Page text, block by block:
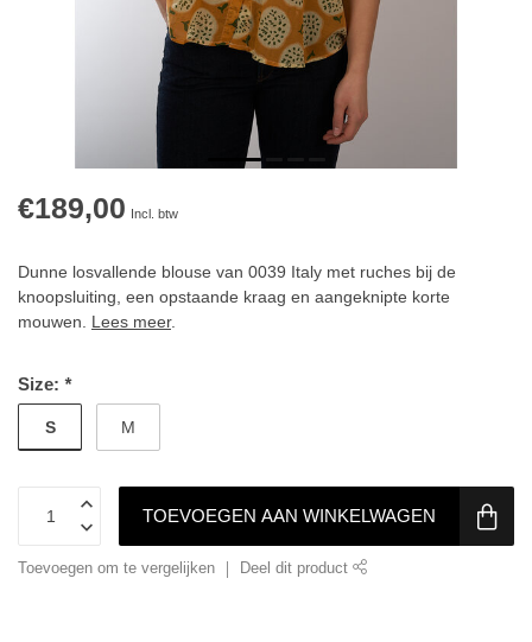
€189,00 Incl. btw
Dunne losvallende blouse van 0039 Italy met ruches bij de
knoopsluiting, een opstaande kraag en aangeknipte korte
mouwen. Lees meer.
Size: *
S M
TOEVOEGEN AAN WINKELWAGEN
Toevoegen om te vergelijken Deel dit product